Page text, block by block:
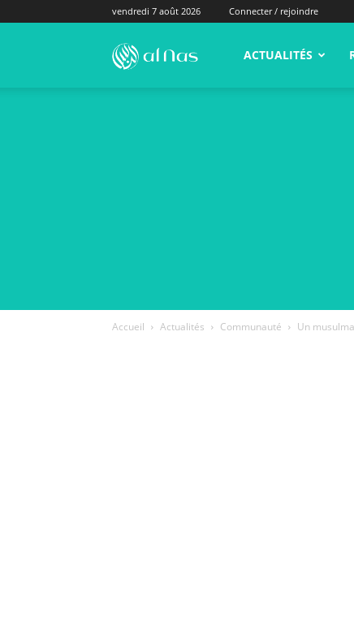
vendredi 7 août 2026 Connecter / rejoindre
alNas.fr ACTUALITÉS
Accueil Actualités Communauté Un